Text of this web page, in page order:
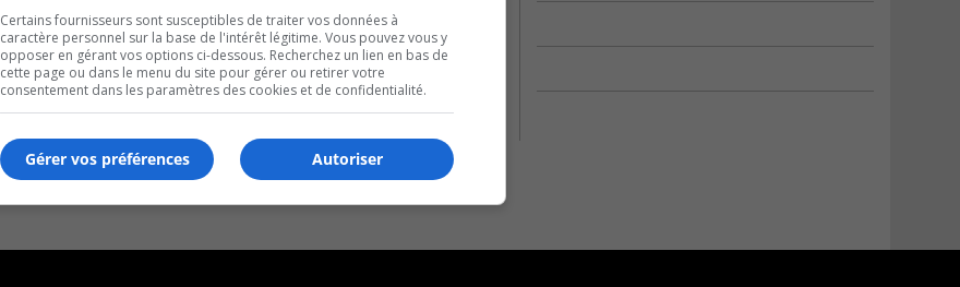
Certains fournisseurs sont susceptibles de traiter vos données à
caractère personnel sur la base de l'intérêt légitime. Vous pouvez vous y
opposer en gérant vos options ci-dessous. Recherchez un lien en bas de
cette page ou dans le menu du site pour gérer ou retirer votre
consentement dans les paramètres des cookies et de confidentialité.
Autoriser
Gérer vos préférences